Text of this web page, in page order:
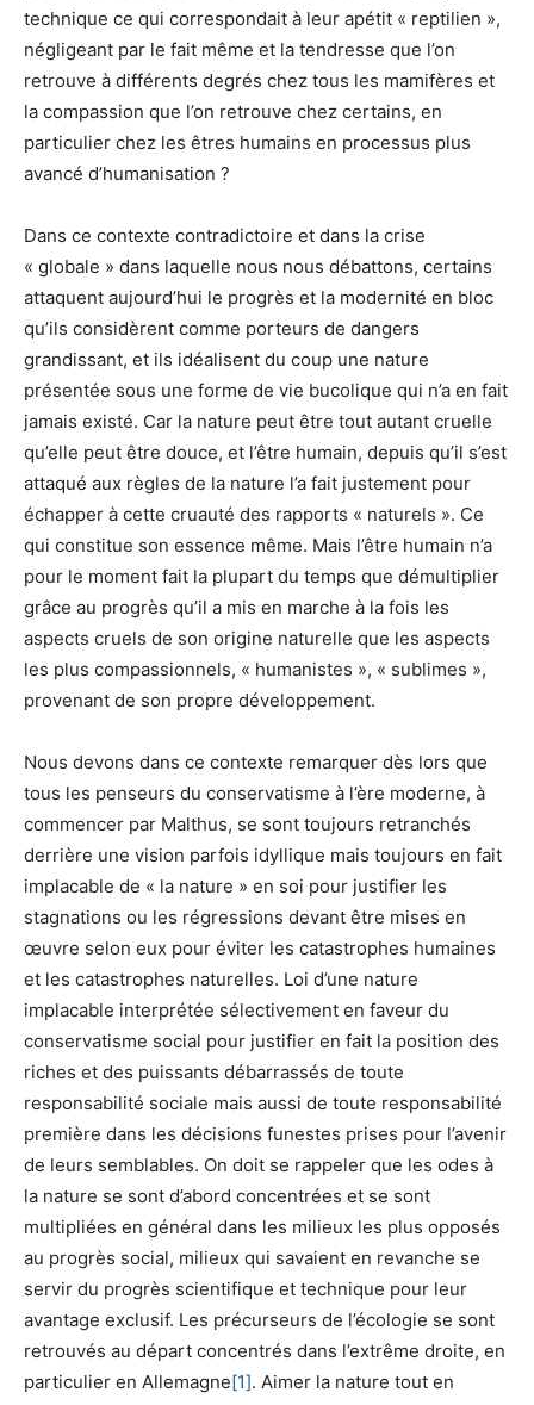
technique ce qui correspondait à leur apétit « reptilien »,
négligeant par le fait même et la tendresse que l’on
retrouve à différents degrés chez tous les mamifères et
la compassion que l’on retrouve chez certains, en
particulier chez les êtres humains en processus plus
avancé d’humanisation ?
Dans ce contexte contradictoire et dans la crise
« globale » dans laquelle nous nous débattons, certains
attaquent aujourd’hui le progrès et la modernité en bloc
qu’ils considèrent comme porteurs de dangers
grandissant, et ils idéalisent du coup une nature
présentée sous une forme de vie bucolique qui n’a en fait
jamais existé. Car la nature peut être tout autant cruelle
qu’elle peut être douce, et l’être humain, depuis qu’il s’est
attaqué aux règles de la nature l’a fait justement pour
échapper à cette cruauté des rapports « naturels ». Ce
qui constitue son essence même. Mais l’être humain n’a
pour le moment fait la plupart du temps que démultiplier
grâce au progrès qu’il a mis en marche à la fois les
aspects cruels de son origine naturelle que les aspects
les plus compassionnels, « humanistes », « sublimes »,
provenant de son propre développement.
Nous devons dans ce contexte remarquer dès lors que
tous les penseurs du conservatisme à l’ère moderne, à
commencer par Malthus, se sont toujours retranchés
derrière une vision parfois idyllique mais toujours en fait
implacable de « la nature » en soi pour justifier les
stagnations ou les régressions devant être mises en
œuvre selon eux pour éviter les catastrophes humaines
et les catastrophes naturelles. Loi d’une nature
implacable interprétée sélectivement en faveur du
conservatisme social pour justifier en fait la position des
riches et des puissants débarrassés de toute
responsabilité sociale mais aussi de toute responsabilité
première dans les décisions funestes prises pour l’avenir
de leurs semblables. On doit se rappeler que les odes à
la nature se sont d’abord concentrées et se sont
multipliées en général dans les milieux les plus opposés
au progrès social, milieux qui savaient en revanche se
servir du progrès scientifique et technique pour leur
avantage exclusif. Les précurseurs de l’écologie se sont
retrouvés au départ concentrés dans l’extrême droite, en
particulier en Allemagne[1]. Aimer la nature tout en